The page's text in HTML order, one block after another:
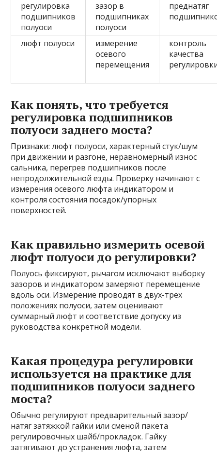
регулировка
подшипников
полуоси
зазор в
подшипниках
полуоси
преднатяг
люфт полуоси
измерение
осевого
перемещения
контроль
качества
Как понять, что требуется
регулировка подшипников
полуоси заднего моста?
Признаки: люфт полуоси, характерный стук/шум
при движении и разгоне, неравномерный износ
сальника, перегрев подшипников после
непродолжительной езды. Проверку начинают с
измерения осевого люфта индикатором и
контроля состояния посадок/упорных
поверхностей.
Как правильно измерить осевой
люфт полуоси до регулировки?
Полуось фиксируют, рычагом исключают выборку
зазоров и индикатором замеряют перемещение
вдоль оси. Измерение проводят в двух-трех
положениях полуоси, затем оценивают
суммарный люфт и соответствие допуску из
руководства конкретной модели.
Какая процедура регулировки
используется на практике для
подшипников полуоси заднего
моста?
Обычно регулируют предварительный зазор/
натяг затяжкой гайки или сменой пакета
регулировочных шайб/прокладок. Гайку
затягивают до устранения люфта, затем